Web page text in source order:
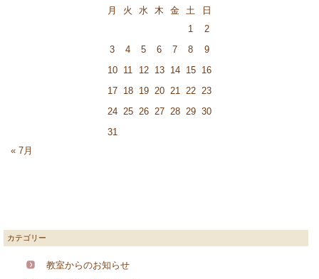
月
火 水 木 金 土
日
1
2
3
4 5 6 7 8
9
10
11 12 13 14 15
16
17
18 19 20 21 22 23
24 25 26 27 28 29 30
31
« 7月
カテゴリー
教室からのお知らせ